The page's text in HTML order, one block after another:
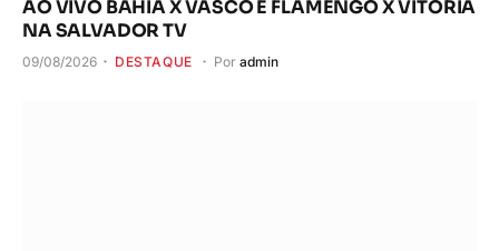
AO VIVO BAHIA X VASCO E FLAMENGO X VITÓRIA
NA SALVADOR TV
09/08/2026 DESTAQUE Por admin